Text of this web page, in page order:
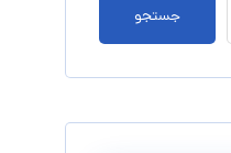
جستجو